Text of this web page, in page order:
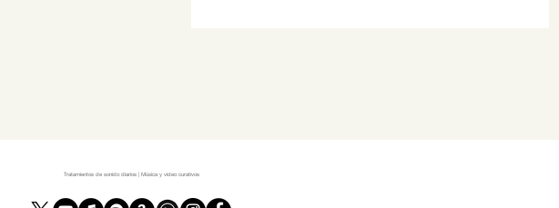
Tratamientos de sonido diarios | Música y video curativos